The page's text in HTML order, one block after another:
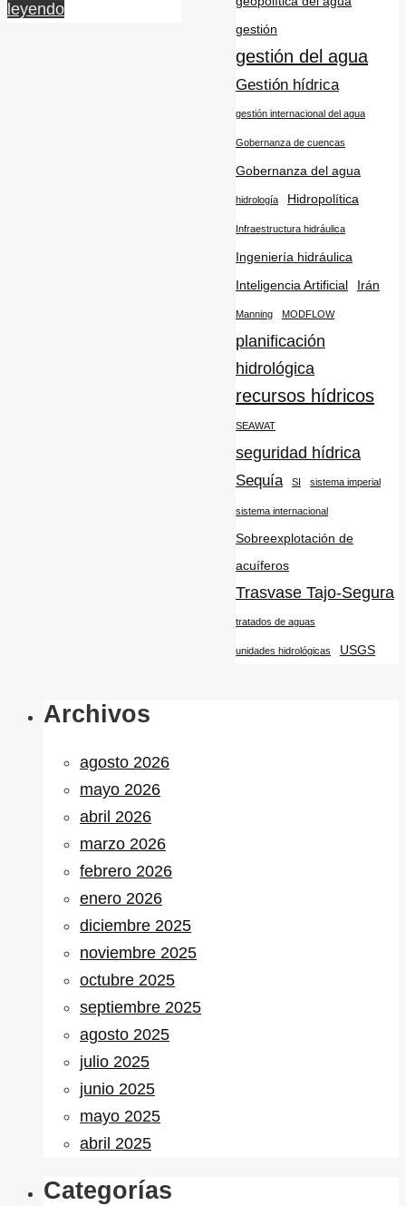
leyendo
gestión
gestión del agua
Gestión hídrica
gestión internacional del agua
Gobernanza de cuencas
Gobernanza del agua
hidrología Hidropolítica
Infraestructura hidráulica
Ingeniería hidráulica
Inteligencia Artificial
Irán
Manning MODFLOW
planificación
hidrológica
recursos hídricos
SEAWAT
seguridad hídrica
Sequía SI sistema imperial
sistema internacional
Sobreexplotación de
acuíferos
Trasvase Tajo-Segura
tratados de aguas
unidades hidrológicas USGS
Archivos
agosto 2026
mayo 2026
abril 2026
marzo 2026
febrero 2026
enero 2026
diciembre 2025
noviembre 2025
octubre 2025
septiembre 2025
agosto 2025
julio 2025
junio 2025
mayo 2025
abril 2025
Categorías